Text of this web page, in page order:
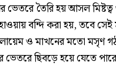
তৈরি হয় আসল
বন্দি করা হয়, তবে সেই
ও মাখনের মতো মসৃণ
ভেতরে ছিবড়ে হয়ে যেতে